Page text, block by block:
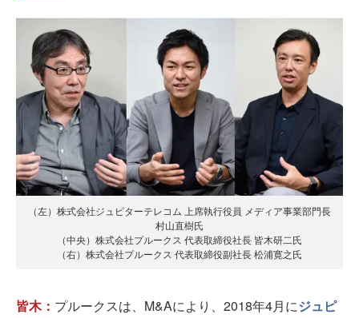
（左）株式会社ジュピターテレコム 上席執行役員 メディア事業部門長
村山直樹氏
（中央）株式会社プルークス 代表取締役社長 皆木研二氏
（右）株式会社プルークス 代表取締役副社長 松浦寛之氏
皆木： プルークスは、M&Aにより、2018年4月にジュピ